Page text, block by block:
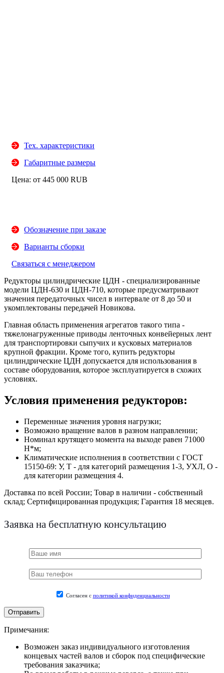
Тех. характеристики
Габаритные размеры
Цена: от 445 000 RUB
Обозначение при заказе
Варианты сборки
Связаться с менеджером
Редукторы цилиндрические ЦДН - специализированные
модели ЦДН-630 и ЦДН-710, которые предусматривают
значения передаточных чисел в интервале от 8 до 50 и
укомплектованы передачей Новикова.
Главная область применения агрегатов такого типа -
тяжелонагруженные приводы ленточных конвейерных лент
для транспортировки сыпучих и кусковых материалов
крупной фракции. Кроме того, купить редукторы
цилиндрические ЦДН допускается для использования в
составе оборудования, которое эксплуатируется в схожих
условиях.
Условия применения редукторов:
Переменные значения уровня нагрузки;
Возможно вращение валов в разном направлении;
Номинал крутящего момента на выходе равен 71000
Н*м;
Климатические исполнения в соответствии с ГОСТ
15150-69: У, Т - для категорий размещения 1-3, УХЛ, О -
для категории размещения 4.
Доставка по всей России; Товар в наличии - собственный
склад; Сертифицированная продукция; Гарантия 18 месяцев.
Заявка на бесплатную консультацию
Согласен с политикой конфиденциальности
Примечания:
Возможен заказ индивидуального изготовления
концевых частей валов и сборок под специфические
требования заказчика;